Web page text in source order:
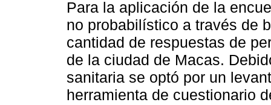
Para la aplicación de la
no probabilístico a través de
cantidad de respuestas de
de la ciudad de Macas.
sanitaria se optó por un
herramienta de cuestionario